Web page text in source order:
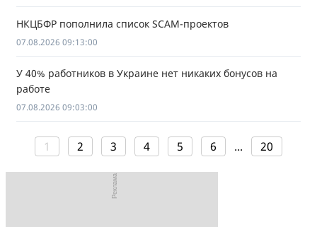
НКЦБФР пополнила список SCAM-проектов
07.08.2026 09:13:00
У 40% работников в Украине нет никаких бонусов на
работе
07.08.2026 09:03:00
1 2 3 4 5 6 ... 20